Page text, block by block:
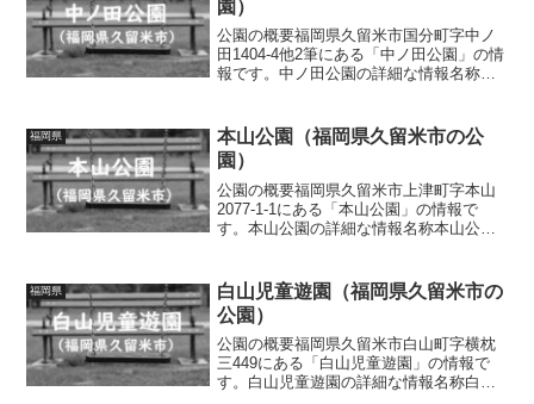
園）
公園の概要福岡県久留米市国分町字中ノ
田1404-4他2筆にある「中ノ田公園」の情
報です。中ノ田公園の詳細な情報名称中
公園施設・遊具スプリング遊具、ベンチ
トイレの...
福岡県
本山公園（福岡県久留米市の公
園）
公園の概要福岡県久留米市上津町字本山
2077-1-1にある「本山公園」の情報で
す。本山公園の詳細な情報名称本山公園
滑り台、ブランコ、パーゴラ、ベンチト
イレの有...
福岡県
白山児童遊園（福岡県久留米市の
公園）
公園の概要福岡県久留米市白山町字横枕
三449にある「白山児童遊園」の情報で
す。白山児童遊園の詳細な情報名称白山